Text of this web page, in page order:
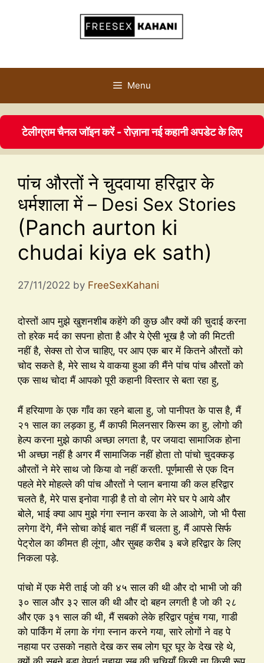
Menu
टेलीग्राम चैनल जॉइन करें - रोज़ाना नई कहानी अपडेट के लिए
पांच औरतों ने चुदवाया हरिद्वार के
धर्मशाला में – Desi Sex Stories
(Panch aurton ki
chudai kiya ek sath)
27/11/2022 by FreeSexKahani
दोस्तों आप मुझे खुशनशीब कहेंगे की कुछ और क्यों की चुदाई करना
तो हरेक मर्द का सपना होता है और ये ऐसी भूख है जो की मिटती
नहीं है, सेक्स तो रोज चाहिए, पर आप एक बार में कितने औरतों को
चोद सकते है, मेरे साथ ये वाकया हुआ की मैंने पांच पांच औरतों को
एक साथ चोदा मैं आपको पूरी कहानी विस्तार से बता रहा हु,
मैं हरियाणा के एक गाँव का रहने बाला हु, जो पानीपत के पास है, मैं
२१ साल का लड़का हु, मैं काफी मिलनसार किस्म का हु, लोगो की
हेल्प करना मुझे काफी अच्छा लगता है, पर जयादा सामाजिक होना
भी अच्छा नहीं है अगर मैं सामाजिक नहीं होता तो पांचो चुदक्कड़
औरतों ने मेरे साथ जो किया वो नहीं करती. पूर्णमासी से एक दिन
पहले मेरे मोहल्ले की पांच औरतों ने प्लान बनाया की कल हरिद्वार
चलते है, मेरे पास इनोवा गाड़ी है तो वो लोग मेरे घर पे आये और
बोले, भाई क्या आप मुझे गंगा स्नान करवा के ले आओगे, जो भी पैसा
लगेगा देंगे, मैंने सोचा कोई बात नहीं मैं चलता हु, मैं आपसे सिर्फ
पेट्रोल का कीमत ही लूंगा, और सुबह करीब ३ बजे हरिद्वार के लिए
निकला पड़े.
पांचो में एक मेरी ताई जो की ४५ साल की थी और दो भाभी जो की
३० साल और ३२ साल की थी और दो बहन लगती है जो की २८
और एक ३१ साल की थी, मैं सबको लेके हरिद्वार पहुंच गया, गाडी
को पार्किंग में लगा के गंगा स्नान करने गया, सारे लोगों ने वह पे
नहाया पर उसको नहाते देख कर सब लोग घूर घूर के देख रहे थे,